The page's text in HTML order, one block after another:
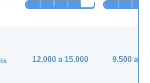
12.000 a 15.000 9.500 a